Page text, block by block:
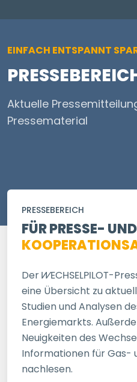
EINFACH ENTSPANNT
Aktuelle
Pressematerial
PRESSEBEREICH
FÜR PRESSE- UND
DerWECHSELPILOT-
eine Übersicht zu
Studien und Analysen
Energiemarkts.
Neuigkeiten des
Informationen für Gas-
nachlesen.